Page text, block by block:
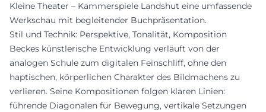
Kleine Theater – Kammerspiele Landshut eine umfassende
Werkschau mit begleitender Buchpräsentation.
Stil und Technik: Perspektive, Tonalität, Komposition
Beckes künstlerische Entwicklung verläuft von der
analogen Schule zum digitalen Feinschliff, ohne den
haptischen, körperlichen Charakter des Bildmachens zu
verlieren. Seine Kompositionen folgen klaren Linien:
führende Diagonalen für Bewegung, vertikale Setzungen